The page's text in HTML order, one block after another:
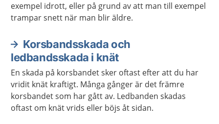
exempel idrott, eller på grund av att man till exempel
trampar snett när man blir äldre.
Korsbandsskada och
ledbandsskada i knät
En skada på korsbandet sker oftast efter att du har
vridit knät kraftigt. Många gånger är det främre
korsbandet som har gått av. Ledbanden skadas
oftast om knät vrids eller böjs åt sidan.